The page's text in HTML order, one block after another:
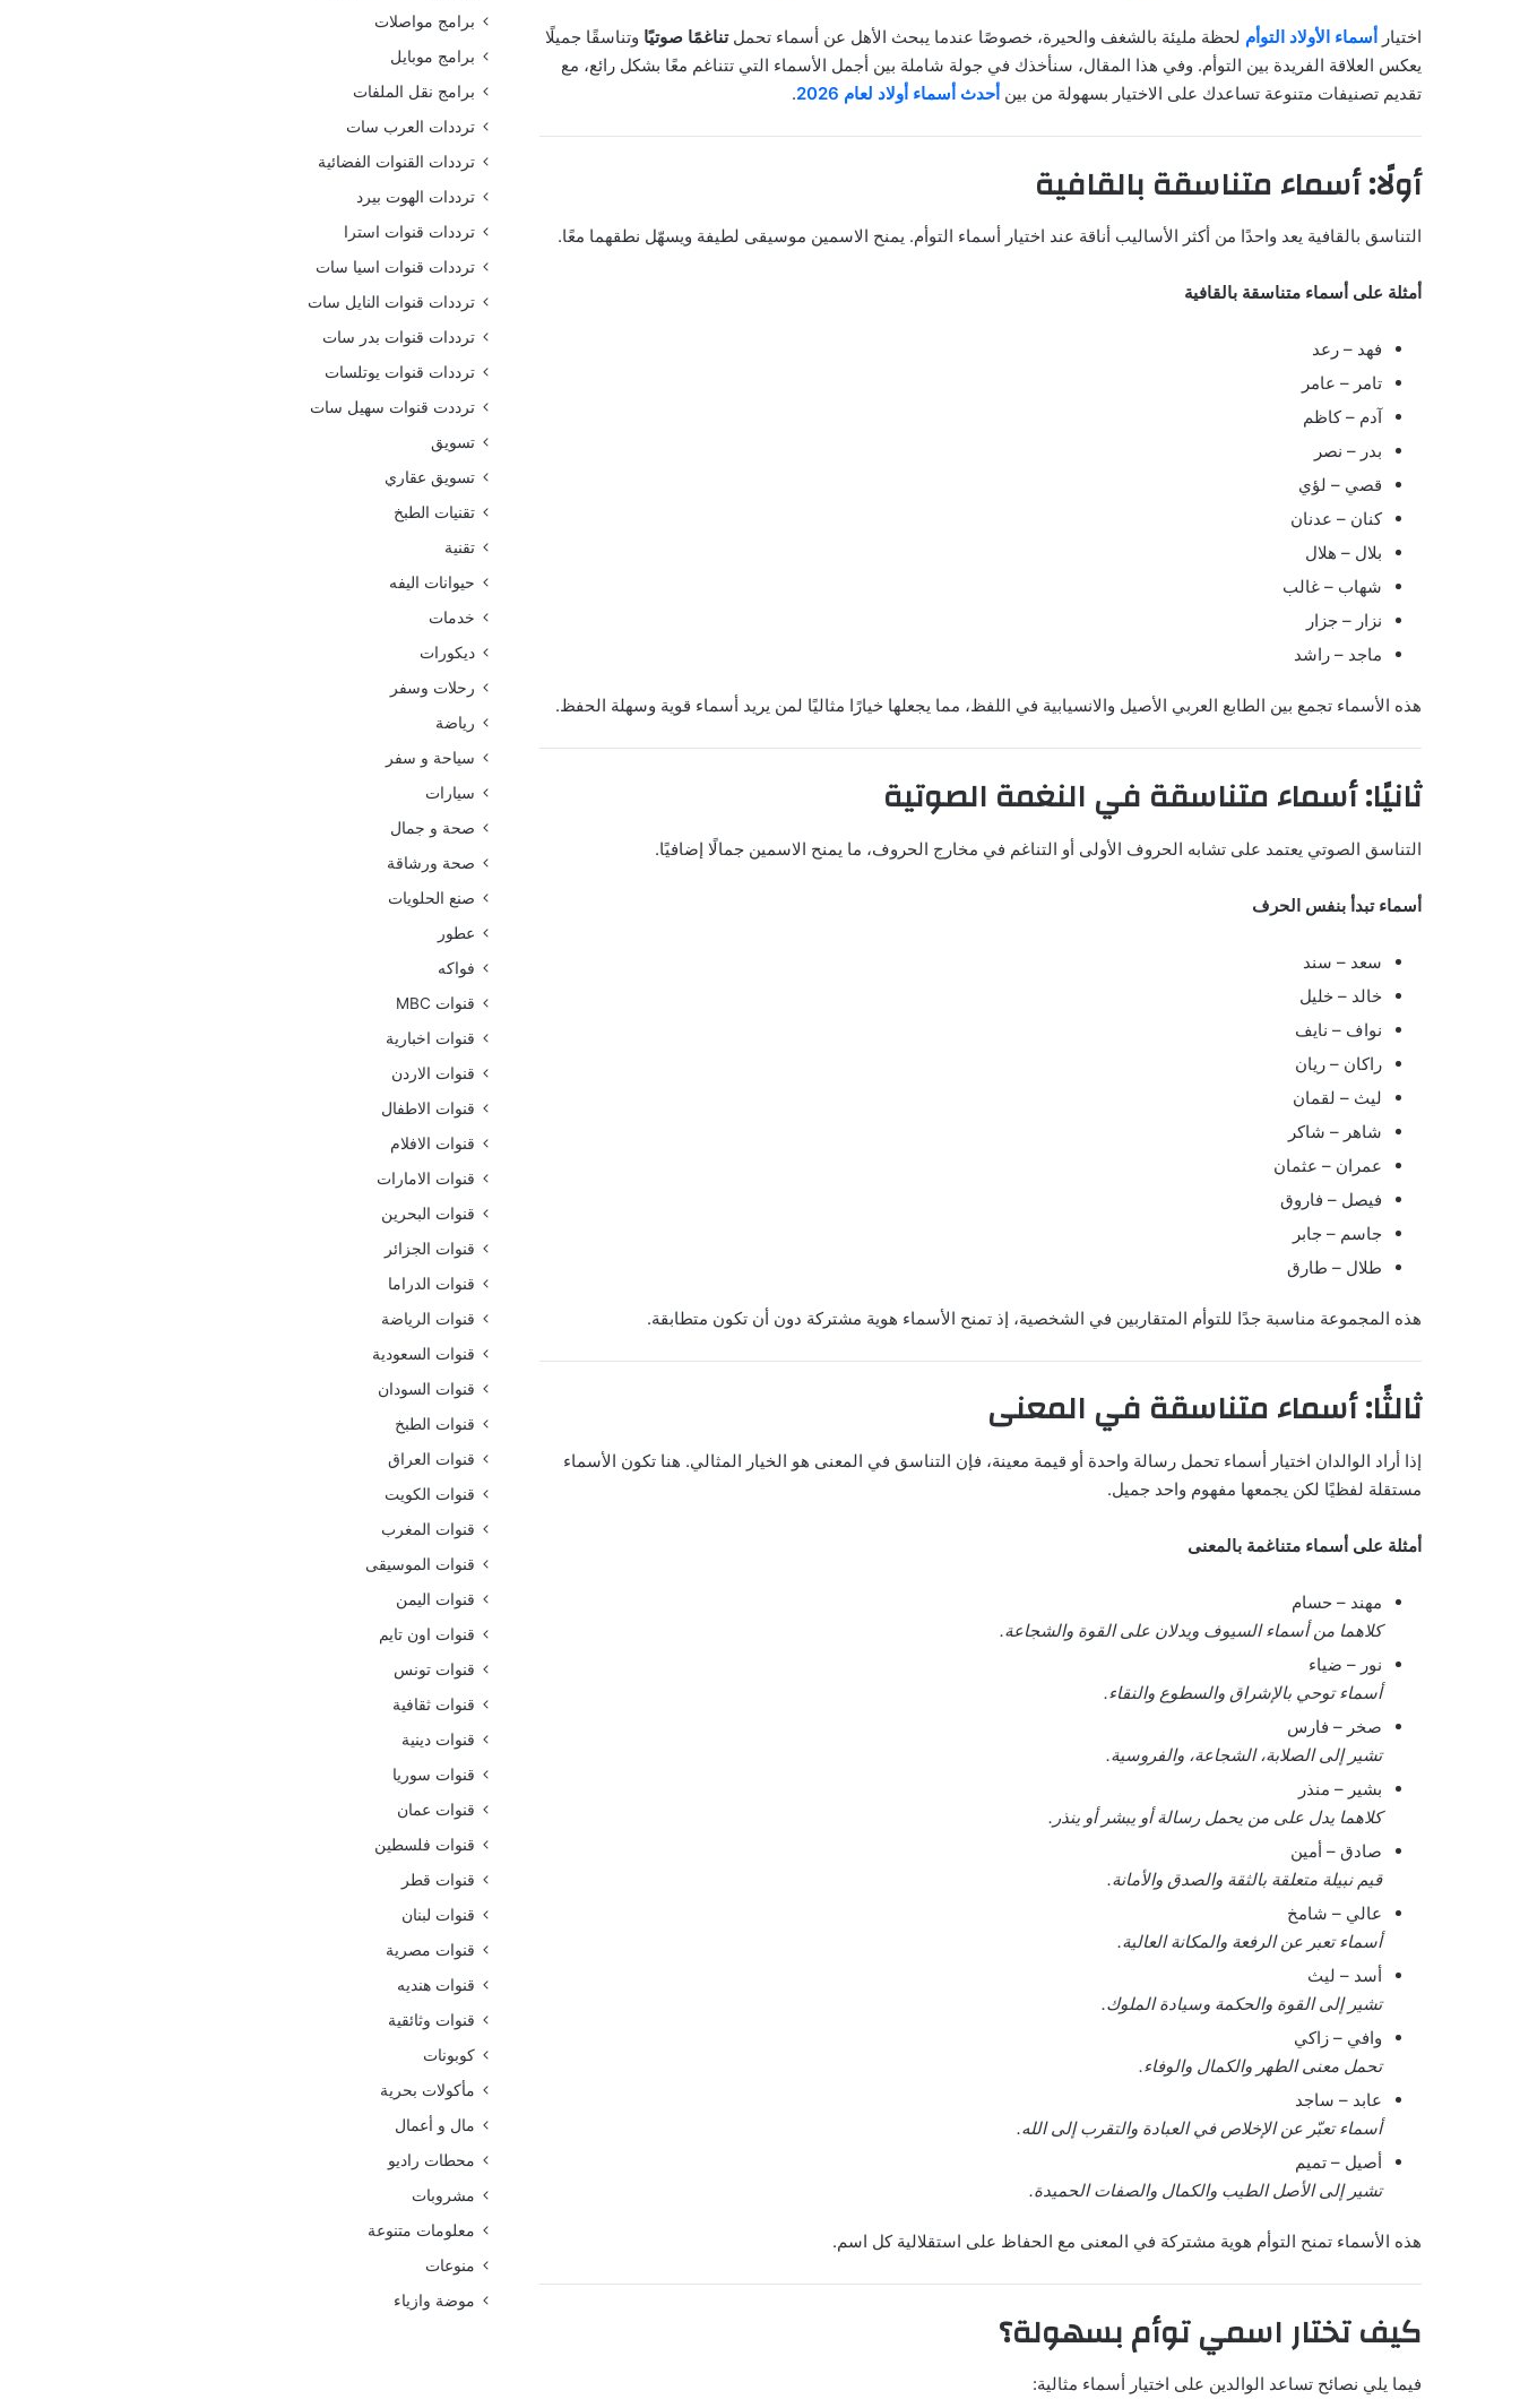
اختيار أسماء الأولاد التوأم لحظة مليئة بالشغف والحيرة، خصوصًا عندما يبحث الأهل عن أسماء تحملتناغمًا صوتيًا وتناسقًا جميلًا
يعكس العلاقة الفريدة بين التوأم. وفي هذا المقال، سنأخذك في جولة شاملة بين أجمل الأسماء التي تتناغم معًا بشكل رائع، مع
تقديم تصنيفات متنوعة تساعدك على الاختيار بسهولة من بين أحدث أسماء أولاد لعام 2026 .
أولًا: أسماء متناسقة بالقافية
التناسق بالقافية يعد واحدًا من أكثر الأساليب أناقة عند اختيار أسماء التوأم. يمنح الاسمين موسيقى لطيفة ويسهّل نطقهما معًا.
أمثلة على أسماء متناسقة بالقافية
فهد – رعد
تامر – عامر
آدم – كاظم
بدر – نصر
قصي – لؤي
كنان – عدنان
بلال – هلال
شهاب – غالب
نزار – جزار
ماجد – راشد
هذه الأسماء تجمع بين الطابع العربي الأصيل والانسيابية في اللفظ، مما يجعلها خيارًا مثاليًا لمن يريد أسماء قوية وسهلة الحفظ.
ثانيًا: أسماء متناسقة في النغمة الصوتية
التناسق الصوتي يعتمد على تشابه الحروف الأولى أو التناغم في مخارج الحروف، ما يمنح الاسمين جمالًا إضافيًا.
أسماء تبدأ بنفس الحرف
سعد – سند
خالد – خليل
نواف – نايف
راكان – ريان
ليث – لقمان
شاهر – شاكر
عمران – عثمان
فيصل – فاروق
جاسم – جابر
طلال – طارق
هذه المجموعة مناسبة جدًا للتوأم المتقاربين في الشخصية، إذ تمنح الأسماء هوية مشتركة دون أن تكون متطابقة.
ثالثًا: أسماء متناسقة في المعنى
إذا أراد الوالدان اختيار أسماء تحمل رسالة واحدة أو قيمة معينة، فإن التناسق في المعنى هو الخيار المثالي. هنا تكون الأسماء
مستقلة لفظيًا لكن يجمعها مفهوم واحد جميل.
أمثلة على أسماء متناغمة بالمعنى
مهند – حسام
كلاهما من أسماء السيوف ويدلان على القوة والشجاعة.
نور – ضياء
أسماء توحي بالإشراق والسطوع والنقاء.
صخر – فارس
تشير إلى الصلابة، الشجاعة، والفروسية.
بشير – منذر
كلاهما يدل على من يحمل رسالة أو يبشر أو ينذر.
صادق – أمين
قيم نبيلة متعلقة بالثقة والصدق والأمانة.
عالي – شامخ
أسماء تعبر عن الرفعة والمكانة العالية.
أسد – ليث
تشير إلى القوة والحكمة وسيادة الملوك.
وافي – زاكي
تحمل معنى الطهر والكمال والوفاء.
عابد – ساجد
أسماء تعبّر عن الإخلاص في العبادة والتقرب إلى الله.
أصيل – تميم
تشير إلى الأصل الطيب والكمال والصفات الحميدة.
هذه الأسماء تمنح التوأم هوية مشتركة في المعنى مع الحفاظ على استقلالية كل اسم.
كيف تختار اسمي توأم بسهولة؟
فيما يلي نصائح تساعد الوالدين على اختيار أسماء مثالية:
برامج مواصلات
برامج موبايل
برامج نقل الملفات
ترددات العرب سات
ترددات القنوات الفضائية
ترددات الهوت بيرد
ترددات قنوات استرا
ترددات قنوات اسيا سات
ترددات قنوات النايل سات
ترددات قنوات بدر سات
ترددات قنوات يوتلسات
ترددت قنوات سهيل سات
تسويق
تسويق عقاري
تقنيات الطبخ
تقنية
حيوانات اليفه
خدمات
ديكورات
رحلات وسفر
رياضة
سياحة و سفر
سيارات
صحة و جمال
صحة ورشاقة
صنع الحلويات
عطور
فواكه
قنوات MBC
قنوات اخبارية
قنوات الاردن
قنوات الاطفال
قنوات الافلام
قنوات الامارات
قنوات البحرين
قنوات الجزائر
قنوات الدراما
قنوات الرياضة
قنوات السعودية
قنوات السودان
قنوات الطبخ
قنوات العراق
قنوات الكويت
قنوات المغرب
قنوات الموسيقى
قنوات اليمن
قنوات اون تايم
قنوات تونس
قنوات ثقافية
قنوات دينية
قنوات سوريا
قنوات عمان
قنوات فلسطين
قنوات قطر
قنوات لبنان
قنوات مصرية
قنوات هنديه
قنوات وثائقية
كوبونات
مأكولات بحرية
مال و أعمال
محطات راديو
مشروبات
معلومات متنوعة
منوعات
موضة وازياء